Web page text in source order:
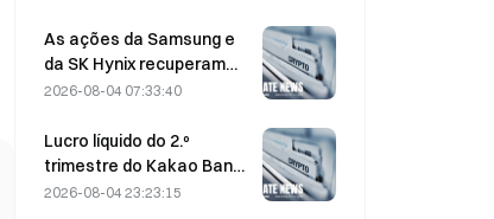
dados; a Xinyuan enfrenta
um impacto de 27% na
quota de mercado
As ações da Samsung e
da SK Hynix recuperam
das perdas de 5% graças
investidores particulares
2026-08-04 07:33:40
Lucro líquido do 2.º
trimestre do Kakao Bank
cresce 11,5%; resultados
2026-08-04 23:23:15